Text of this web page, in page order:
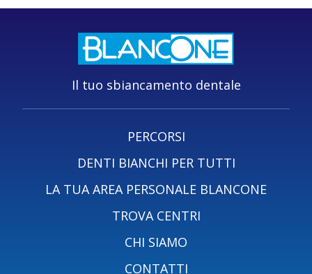
Il tuo sbiancamento dentale
PERCORSI
DENTI BIANCHI PER TUTTI
LA TUA AREA PERSONALE BLANCONE
TROVA CENTRI
CHI SIAMO
CONTATTI